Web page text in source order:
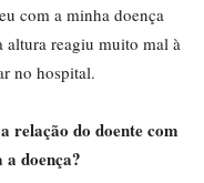
com a minha doença
altura reagiu muito mal à
no hospital.
relação do doente com
doença?